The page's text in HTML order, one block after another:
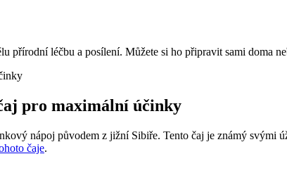
přírodní léčbu a posílení. Můžete si ho připravit sami doma
pro maximální účinky
nápoj původem z jižní Sibiře. Tento čaj je známý
čaje.